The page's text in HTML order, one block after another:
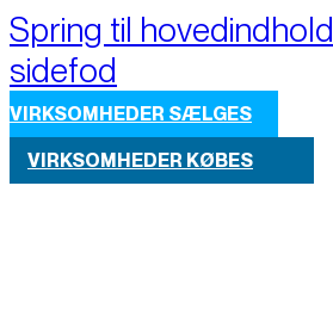
Spring til hovedindhold
sidefod
VIRKSOMHEDER SÆLGES
VIRKSOMHEDER KØBES